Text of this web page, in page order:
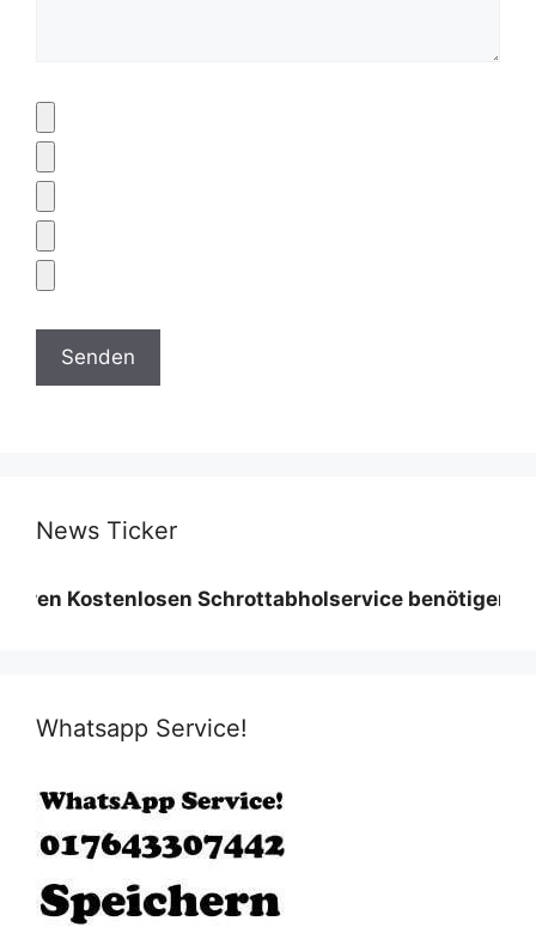
News Ticker
Schrottabholservice benötigen wir
Whatsapp Service!